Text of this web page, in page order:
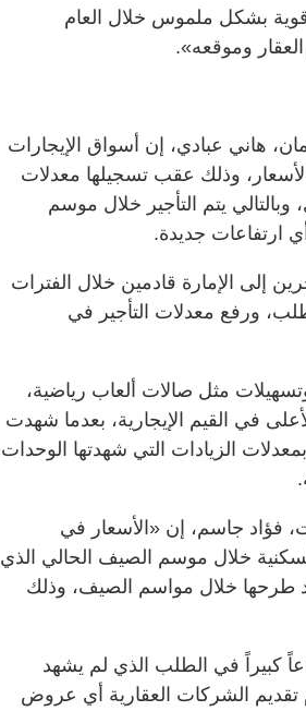
بشكل ملموس خلال العام
هاني عبادي، إن أسواق الإيجارات
وذلك عقب تسجيلها معدلات
وبالتالي يتم التأجير خلال موسم
ارتفاعات جديدة.
إلى الإمارة قادمين خلال الفترات
ورفع معدلات التأجير في
مثل صالات ألعاب رياضية،
في القيم الإيجارية، بعدما شهدت
الزيادات التي شهدتها الوحدات
فؤاد جاسم، إن «الأسعار في
خلال موسم الصيف الحالي الذي
طرحها خلال مواسم الصيف، وذلك
كبيراً في الطلب الذي لم يشهد
تقديم الشركات العقارية أي عروض